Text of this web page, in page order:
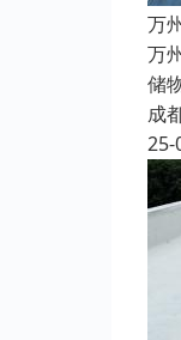
万
万
储
成
25-